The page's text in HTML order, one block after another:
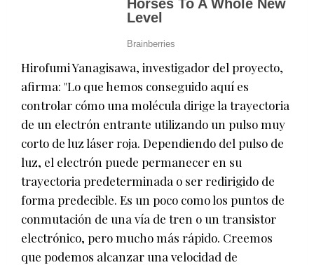
Hirofumi Yanagisawa, investigador del proyecto,
afirma: "Lo que hemos conseguido aquí es
controlar cómo una molécula dirige la trayectoria
de un electrón entrante utilizando un pulso muy
corto de luz láser roja. Dependiendo del pulso de
luz, el electrón puede permanecer en su
trayectoria predeterminada o ser redirigido de
forma predecible. Es un poco como los puntos de
conmutación de una vía de tren o un transistor
electrónico, pero mucho más rápido. Creemos
que podemos alcanzar una velocidad de